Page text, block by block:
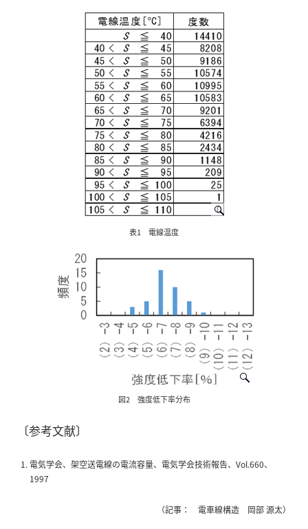
表1 電線温度
図2 強度低下率分布
〔参考文献〕
電気学会、架空送電線の電流容量、電気学会技術報告、Vol.660、
1997
（記事： 電車線構造 岡部 源太）